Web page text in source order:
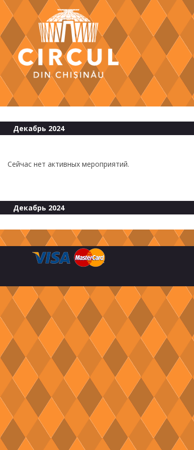
Декабрь 2024
Сейчас нет активных мероприятий.
Декабрь 2024